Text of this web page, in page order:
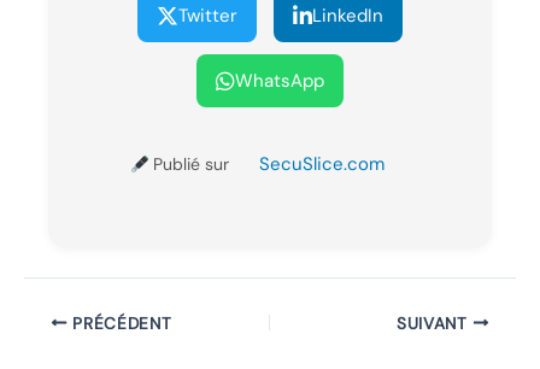
Twitter LinkedIn
WhatsApp
Publié sur SecuSlice.com
PRÉCÉDENT SUIVANT